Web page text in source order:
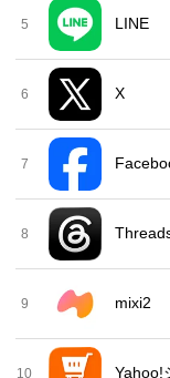
5 LINE
6 X
7
8
9 mixi2
10 Yahoo!